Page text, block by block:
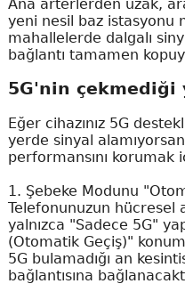
Ana arterlerden uzak,
yeni nesil baz istasyonu
mahallelerde dalgalı
bağlantı tamamen
5G'nin çekmediği
Eğer cihazınız 5G
yerde sinyal
performansını korumak
1. Şebeke Modunu
Telefonunuzun hücresel
yalnızca "Sadece 5G"
(Otomatik Geçiş)"
5G bulamadığı an
bağlantısına